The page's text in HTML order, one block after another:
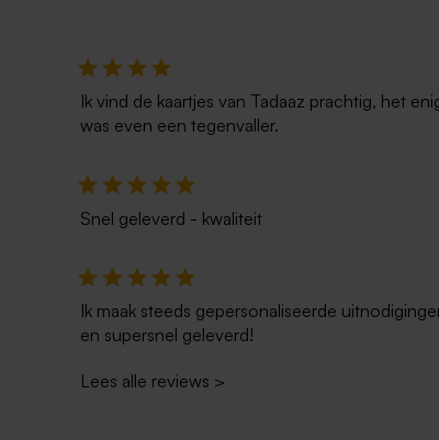
Ik vind de kaartjes van Tadaaz prachtig, het
was even een tegenvaller.
Snel geleverd - kwaliteit
Ik maak steeds gepersonaliseerde
en supersnel geleverd!
Lees alle reviews >